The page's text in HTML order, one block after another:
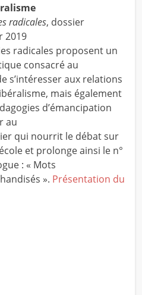
radicales, dossier
2019
radicales proposent un
consacré au
s’intéresser aux relations
mais également
d’émancipation
au
qui nourrit le débat sur
et prolonge ainsi le n°
: « Mots
». Présentation du